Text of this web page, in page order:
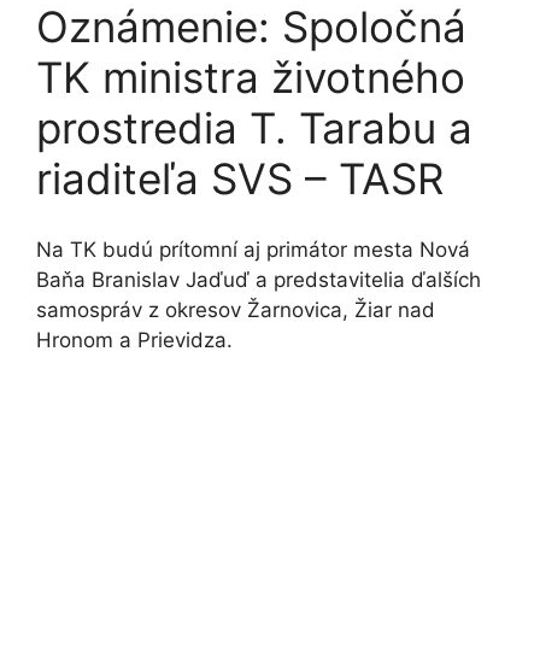
Oznámenie: Spoločná
TK ministra životného
prostredia T. Tarabu a
riaditeľa SVS – TASR
Na TK budú prítomní aj primátor mesta Nová
Baňa Branislav Jaďuď a predstavitelia ďalších
samospráv z okresov Žarnovica, Žiar nad
Hronom a Prievidza.